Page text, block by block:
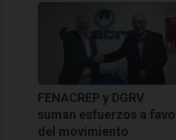
FENACREP y DGRV
suman esfuerzos a
del movimiento